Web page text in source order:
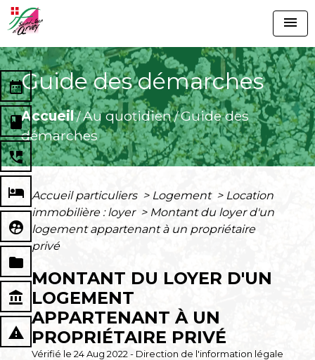
menu
Guide des démarches
Accueil/Au quotidien/Guide des
démarches
date_range
book
perm_phone_msg
local_hotel
supervised_user_circle
folder
account_balance
report_problem
Accueil particuliers > Logement > Location
immobilière : loyer > Montant du loyer d'un
logement appartenant à un propriétaire
privé
MONTANT DU LOYER D'UN
LOGEMENT
APPARTENANT À UN
PROPRIÉTAIRE PRIVÉ
Vérifié le 24 Aug 2022 - Direction de l'information légale